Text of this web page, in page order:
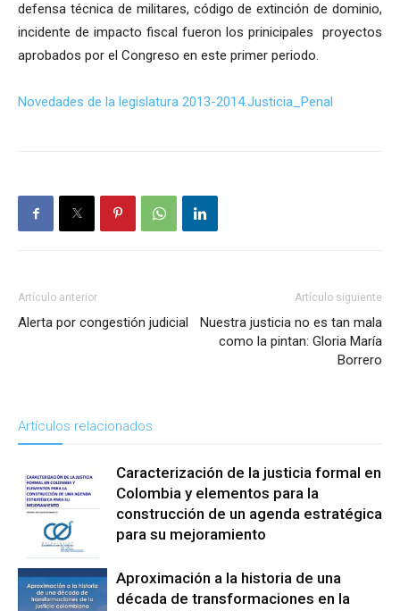
defensa técnica de militares, código de extinción de dominio,
incidente de impacto fiscal fueron los prinicipales proyectos
aprobados por el Congreso en este primer periodo.
Novedades de la legislatura 2013-2014.Justicia_Penal
Artículo anterior
Alerta por congestión judicial
Artículo siguiente
Nuestra justicia no es tan mala
como la pintan: Gloria María
Borrero
Artículos relacionados
Reforma a La
Justicia
Caracterización de la justicia formal en
Colombia y elementos para la
construcción de un agenda estratégica
para su mejoramiento
Aproximación a la historia de una
década de transformaciones en la